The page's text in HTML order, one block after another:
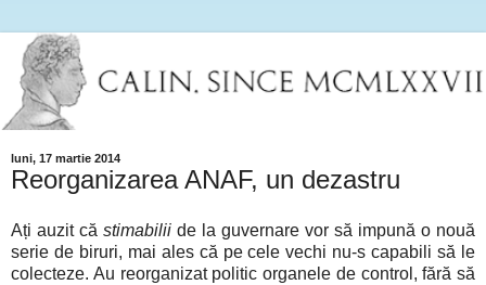
luni, 17 martie 2014
Reorganizarea ANAF, un dezastru
Ați auzit că stimabilii de la guvernare vor să impună o nouă
serie de biruri, mai ales că pe cele vechi nu-s capabili să le
colecteze. Au reorganizat politic organele de control, fără să